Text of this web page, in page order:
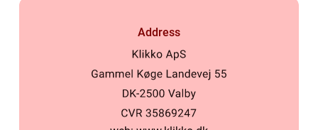
Address